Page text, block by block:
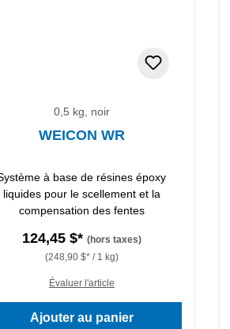
0,5 kg, noir
WEICON WR
à base de résines époxy
liquides pour le scellement et la
compensation des fentes
124,45 $* (hors taxes)
(248,90 $* / 1 kg)
Évaluer l'article
Ajouter au panier